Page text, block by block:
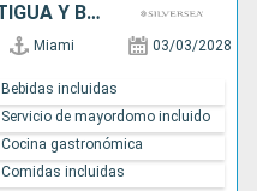
PUERTO RICO, FRANCIA, ANTIGUA Y BARBUDA, ESTADOS UNIDOS
Miami 03/03/2028
Bebidas incluidas
Servicio de mayordomo incluido
Cocina gastronómica
Comidas incluidas